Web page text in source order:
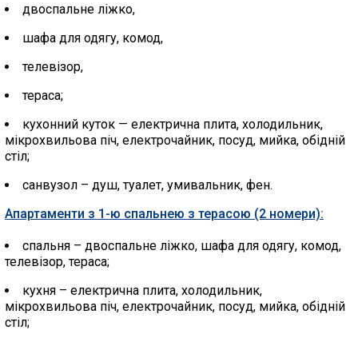
двоспальне ліжко,
шафа для одягу, комод,
телевізор,
тераса;
кухонний куток — електрична плита, холодильник,
мікрохвильова піч, електрочайник, посуд, мийка, обідній
стіл;
санвузол – душ, туалет, умивальник, фен.
Апартаменти з 1-ю спальнею з терасою (2 номери):
спальня – двоспальне ліжко, шафа для одягу, комод,
телевізор, тераса;
кухня – електрична плита, холодильник,
мікрохвильова піч, електрочайник, посуд, мийка, обідній
стіл;